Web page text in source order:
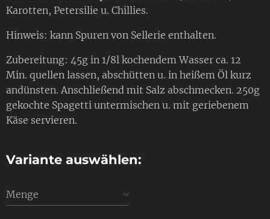
Karotten, Petersilie u. Chillies.
Hinweis: kann Spuren von Sellerie enthalten.
Zubereitung: 45g in 1/8l kochendem Wasser ca. 12
Min. quellen lassen, abschütten u. in heißem Öl kurz
andünsten. Anschließend mit Salz abschmecken. 250g
gekochte Spagetti untermischen u. mit geriebenem
Käse servieren.
Variante auswählen:
Menge